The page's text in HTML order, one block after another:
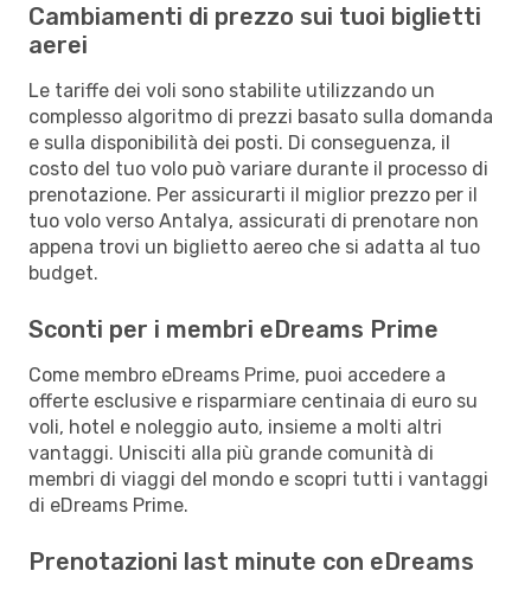
Cambiamenti di prezzo sui tuoi biglietti
aerei
Le tariffe dei voli sono stabilite utilizzando un
complesso algoritmo di prezzi basato sulla domanda
e sulla disponibilità dei posti. Di conseguenza, il
costo del tuo volo può variare durante il processo di
prenotazione. Per assicurarti il miglior prezzo per il
tuo volo verso Antalya, assicurati di prenotare non
appena trovi un biglietto aereo che si adatta al tuo
budget.
Sconti per i membri eDreams Prime
Come membro eDreams Prime, puoi accedere a
offerte esclusive e risparmiare centinaia di euro su
voli, hotel e noleggio auto, insieme a molti altri
vantaggi. Unisciti alla più grande comunità di
membri di viaggi del mondo e scopri tutti i vantaggi
di eDreams Prime.
Prenotazioni last minute con eDreams